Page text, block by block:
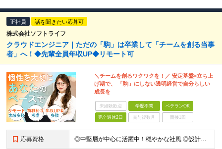
正社員 話を聞きたい応募可
株式会社ソフトライフ
クラウドエンジニア｜ただの「駒」は卒業して「チームを創る当事
者」へ！◆先輩全員年収UP◆リモート可
＼チームを創るワクワクを！／ 安定基盤×立ち上
げ期で、 「駒」にしない透明経営で自分らしい
成長を
未経験歓迎 学歴不問 ベテランOK
完全週休2日 賞与複数月 面接1回
応募資格 ◎中堅層が中心に活躍中！穏やかな社風 ◎設計フェーズへのステップアップも応援 ■インフラ領域での構築経験をお持ちの方 ■学歴不問 ～このような方にオススメです～ ・クラウド構築経験を積み、市場価値